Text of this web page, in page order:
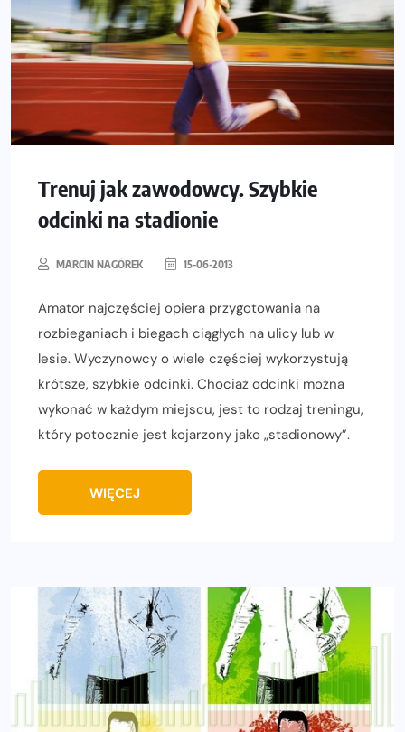
Trenuj jak zawodowcy. Szybkie
odcinki na stadionie
MARCIN NAGÓREK 15-06-2013
Amator najczęściej opiera przygotowania na
rozbieganiach i biegach ciągłych na ulicy lub w
lesie. Wyczynowcy o wiele częściej wykorzystują
krótsze, szybkie odcinki. Chociaż odcinki można
wykonać w każdym miejscu, jest to rodzaj treningu,
który potocznie jest kojarzony jako „stadionowy”.
WIĘCEJ